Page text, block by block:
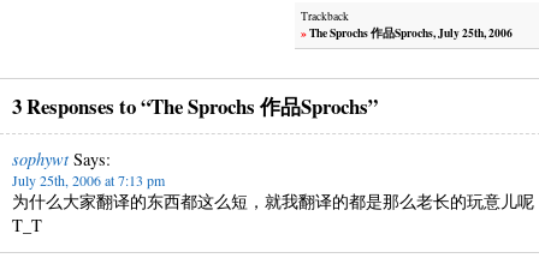
Trackback
»The Sprochs 作品Sprochs, July 25th, 2006
3 Responses to “The Sprochs 作品Sprochs”
sophywt Says:
July 25th, 2006 at 7:13 pm
为什么大家翻译的东西都这么短，就我翻译的都是那么老长的玩意儿呢
T_T